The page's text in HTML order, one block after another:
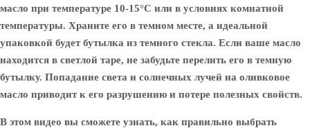
масло при температуре 10-15°С или в условиях комнатной
температуры. Храните его в темном месте, а идеальной
упаковкой будет бутылка из темного стекла. Если ваше масло
находится в светлой таре, не забудьте перелить его в темную
бутылку. Попадание света и солнечных лучей на оливковое
масло приводит к его разрушению и потере полезных свойств.
В этом видео вы сможете узнать, как правильно выбрать